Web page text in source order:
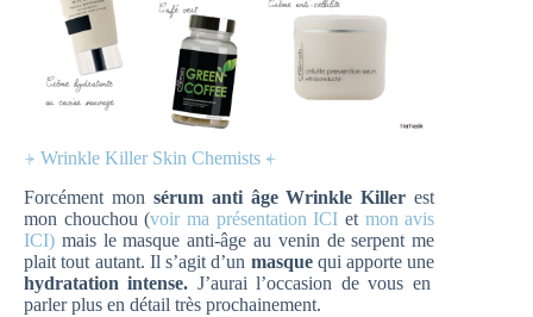
⍆ Wrinkle Killer Skin Chemists ⍅
Forcément mon sérum anti âge Wrinkle Killer est
mon chouchou (voir ma présentation ICI et mon avis
ICI) mais le masque anti-âge au venin de serpent me
plait tout autant. Il s’agit d’un masquequi apporte une
hydratation intense. J’aurai l’occasion de vous en
parler plus en détail très prochainement.